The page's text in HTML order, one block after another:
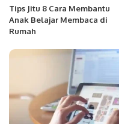
Tips Jitu 8 Cara Membantu
Anak Belajar Membaca di
Rumah